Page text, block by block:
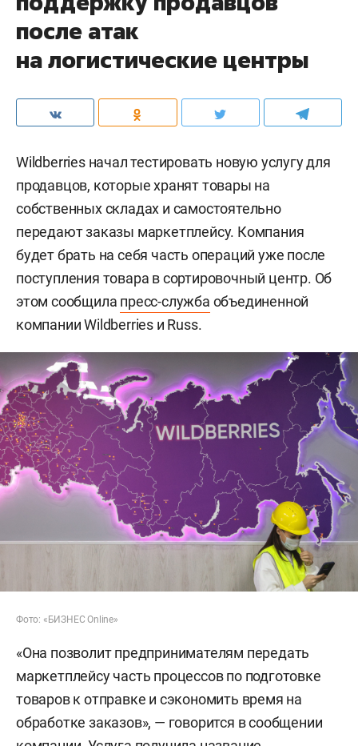
после атак
на логистические центры
Wildberries начал тестировать новую услугу для
продавцов, которые хранят товары на
собственных складах и самостоятельно
передают заказы маркетплейсу. Компания
будет брать на себя часть операций уже после
поступления товара в сортировочный центр. Об
этом сообщила пресс-служба объединенной
компании Wildberries и Russ.
Фото: «БИЗНЕС Online»
«Она позволит предпринимателям передать
маркетплейсу часть процессов по подготовке
товаров к отправке и сэкономить время на
обработке заказов», — говорится в сообщении